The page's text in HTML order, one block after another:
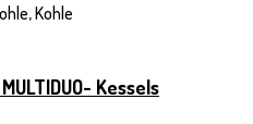
Kohle
Kessels